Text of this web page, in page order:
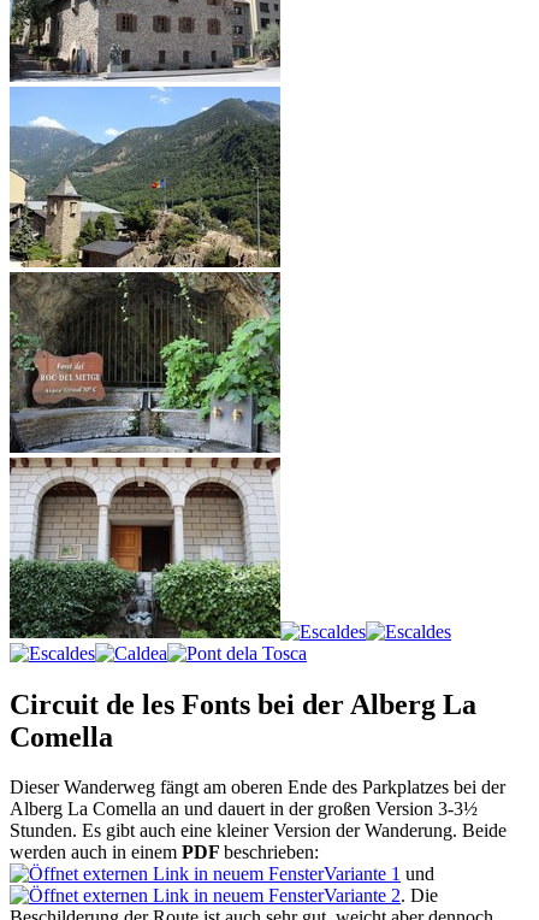
Circuit de les Fonts bei der Alberg La
Comella
Dieser Wanderweg fängt am oberen Ende des Parkplatzes bei der
Alberg La Comella an und dauert in der großen Version 3-3½
Stunden. Es gibt auch eine kleiner Version der Wanderung. Beide
werden auch in einem PDF beschrieben:
Variante 1 und
Variante 2. Die